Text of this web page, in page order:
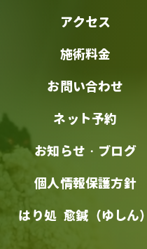
アクセス
施術料金
お問い合わせ
ネット予約
お知らせ・ブログ
個人情報保護方針
はり処 愈鍼（ゆしん）